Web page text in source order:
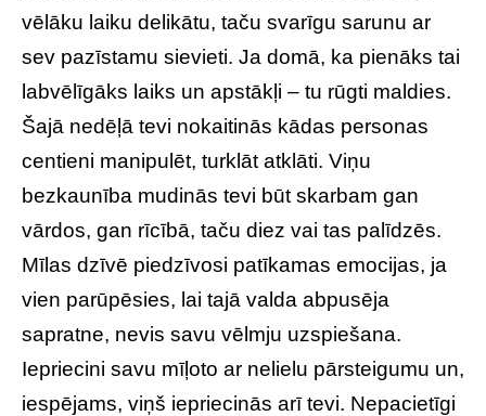
vēlāku laiku delikātu, taču svarīgu sarunu ar
sev pazīstamu sievieti. Ja domā, ka pienāks tai
labvēlīgāks laiks un apstākļi – tu rūgti maldies.
Šajā nedēļā tevi nokaitinās kādas personas
centieni manipulēt, turklāt atklāti. Viņu
bezkaunība mudinās tevi būt skarbam gan
vārdos, gan rīcībā, taču diez vai tas palīdzēs.
Mīlas dzīvē piedzīvosi patīkamas emocijas, ja
vien parūpēsies, lai tajā valda abpusēja
sapratne, nevis savu vēlmju uzspiešana.
Iepriecini savu mīļoto ar nelielu pārsteigumu un,
iespējams, viņš iepriecinās arī tevi. Nepacietīgi